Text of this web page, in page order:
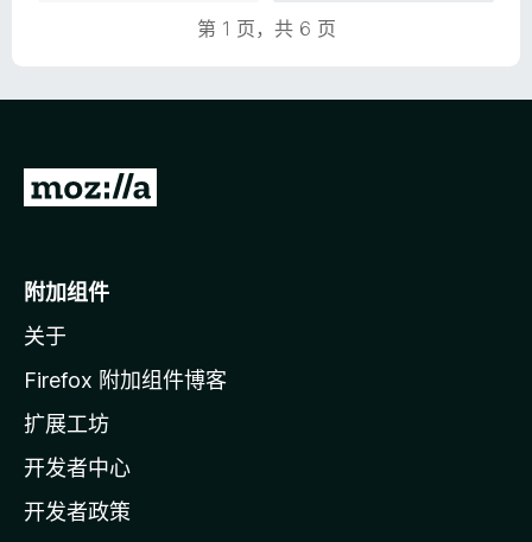
第 1 页，共 6 页
转
o
i
l
a
主
页
附加组件
关于
Firefox 附加组件博客
扩展工坊
开发者中心
开发者政策